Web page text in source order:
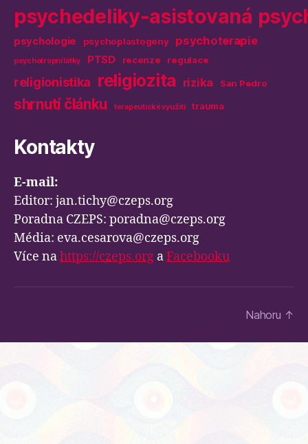
psychedeliky-asistovaná
psychologie psychoplastogeny psychoterapie
psychotropní látky PTSD recenze regulace
religionistika religiozita rizika San Pedro
shrnutí článku terapeutické využití trauma
Kontakty
E-mail:
Editor: jan.tichy@czeps.org
Poradna CZEPS: poradna@czeps.org
Média: eva.cesarova@czeps.org
Více nahttps://czeps.org aFacebooku
Nahoru ↑